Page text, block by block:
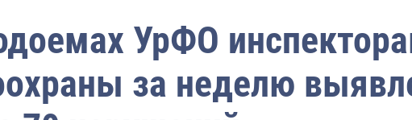
УрФО
за неделю